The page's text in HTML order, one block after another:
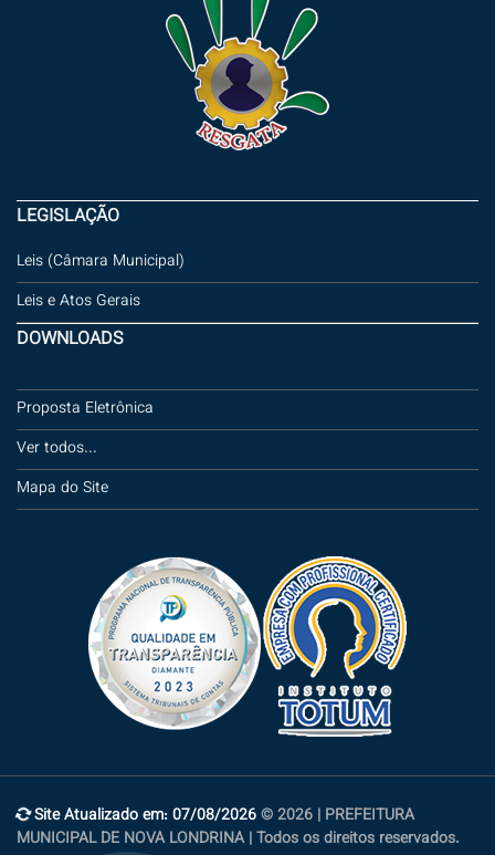
LEGISLAÇÃO
Leis (Câmara Municipal)
Leis e Atos Gerais
DOWNLOADS
Proposta Eletrônica
Ver todos...
Mapa do Site
Site Atualizado em: 07/08/2026© 2026 | PREFEITURA
MUNICIPAL DE NOVA LONDRINA | Todos os direitos reservados.